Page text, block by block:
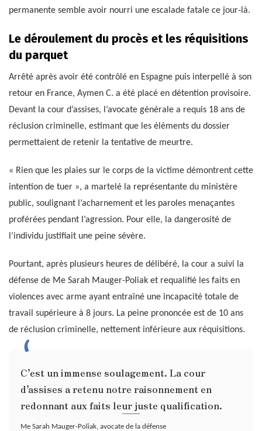
permanente semble avoir nourri une escalade fatale ce jour-là.
Le déroulement du procès et les réquisitions
du parquet
Arrêté après avoir été contrôlé en Espagne puis interpellé à son
retour en France, Aymen C. a été placé en détention provisoire.
Devant la cour d’assises, l’avocate générale a requis 18 ans de
réclusion criminelle, estimant que les éléments du dossier
permettaient de retenir la tentative de meurtre.
« Rien que les plaies sur le corps de la victime démontrent cette
intention de tuer », a martelé la représentante du ministère
public, soulignant l’acharnement et les paroles menaçantes
proférées pendant l’agression. Pour elle, la dangerosité de
l’individu justifiait une peine sévère.
Pourtant, après plusieurs heures de délibéré, la cour a suivi la
défense de Me Sarah Mauger-Poliak et requalifié les faits en
violences avec arme ayant entraîné une incapacité totale de
travail supérieure à 8 jours. La peine prononcée est de 10 ans
de réclusion criminelle, nettement inférieure aux réquisitions.
C’est un immense soulagement. La cour
d’assises a retenu notre raisonnement en
redonnant aux faits leur juste qualification.
Me Sarah Mauger-Poliak, avocate de la défense